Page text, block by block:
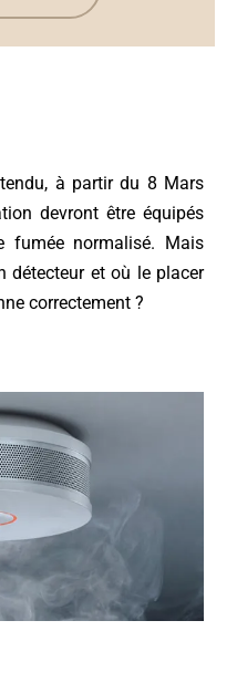
à partir du 8 Mars
devront être équipés
fumée normalisé. Mais
détecteur et où le placer
correctement ?